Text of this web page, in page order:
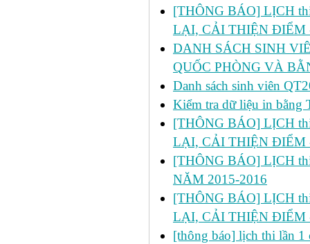
[THÔNG BÁO] LỊCH thi
LẠI, CẢI THIỆN ĐIỂM
DANH SÁCH SINH
QUỐC PHÒNG VÀ
Danh sách sinh viên
Kiểm tra dữ liệu in
[THÔNG BÁO] LỊCH thi
LẠI, CẢI THIỆN ĐIỂM
[THÔNG BÁO] LỊCH
NĂM 2015-2016
[THÔNG BÁO] LỊCH
LẠI, CẢI THIỆN ĐIỂM
[thông báo] lịch thi lần 1